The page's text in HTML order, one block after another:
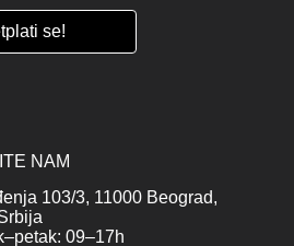
NAM
103/3, 11000 Beograd,
09–17h